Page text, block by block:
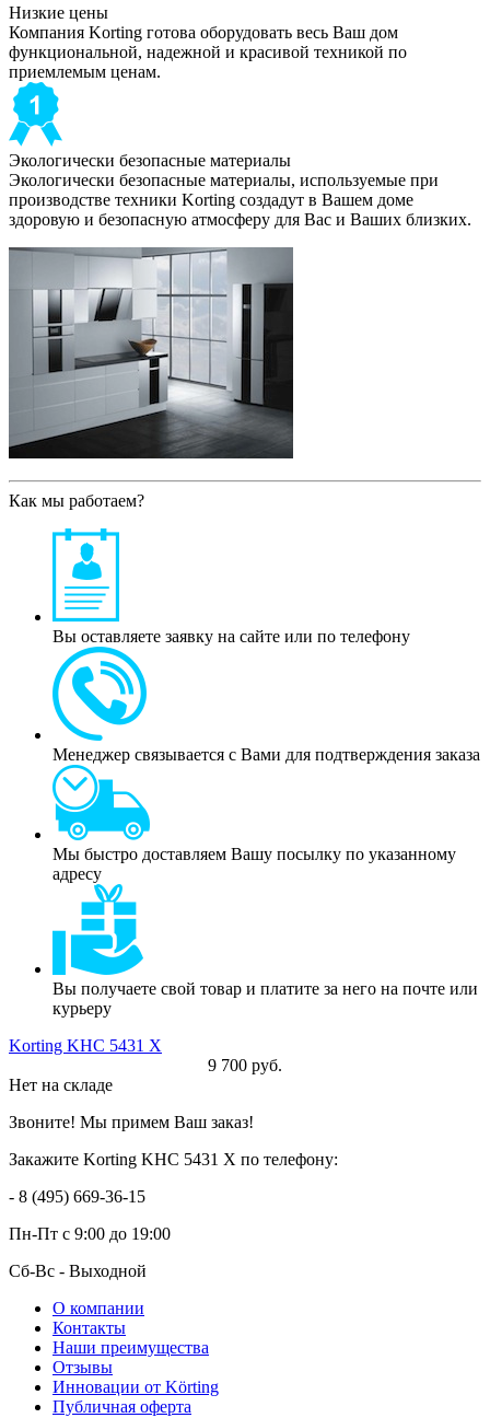
Низкие цены
Компания Korting готова оборудовать весь Ваш дом
функциональной, надежной и красивой техникой по
приемлемым ценам.
Экологически безопасные материалы
Экологически безопасные материалы, используемые при
производстве техники Korting создадут в Вашем доме
здоровую и безопасную атмосферу для Вас и Ваших близких.
Как мы работаем?
Вы оставляете заявку на сайте или по телефону
Менеджер связывается с Вами для подтверждения заказа
Мы быстро доставляем Вашу посылку по указанному
адресу
Вы получаете свой товар и платите за него на почте или
курьеру
Korting KHC 5431 X
9 700 руб.
Нет на складе
Звоните! Мы примем Ваш заказ!
Закажите Korting KHC 5431 X по телефону:
- 8 (495) 669-36-15
Пн-Пт с 9:00 до 19:00
Сб-Вс - Выходной
О компании
Контакты
Наши преимущества
Отзывы
Инновации от Körting
Публичная оферта